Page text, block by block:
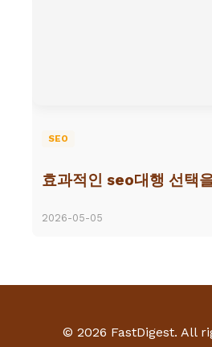
SEO
효과적인 seo대행 선택
2026-05-05
© 2026 FastDigest. All